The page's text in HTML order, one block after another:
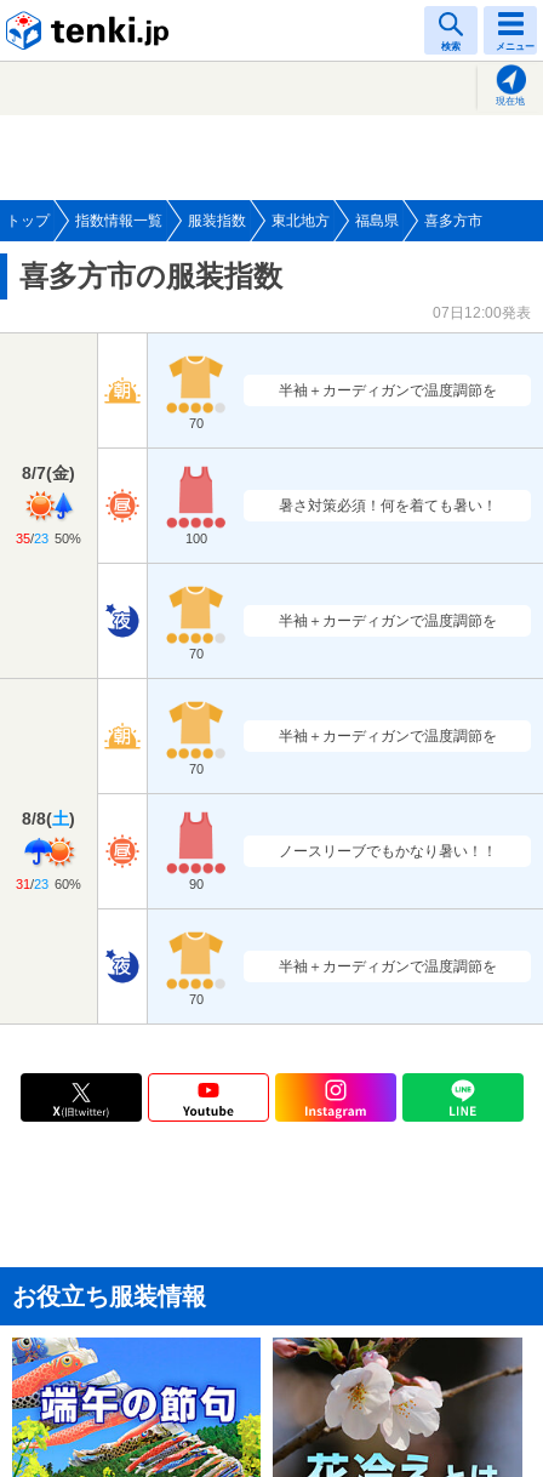
検索 メニュー
現在地
トップ 指数情報一覧 服装指数 東北地方 福島県 喜多方市
喜多方市の服装指数
07日12:00発表
8/7(金)
35/23 50%
70
半袖＋カーディガンで温度調節を
100
暑さ対策必須！何を着ても暑い！
70
半袖＋カーディガンで温度調節を
8/8(土)
31/23 60%
70
半袖＋カーディガンで温度調節を
90
ノースリーブでもかなり暑い！！
70
半袖＋カーディガンで温度調節を
お役立ち服装情報